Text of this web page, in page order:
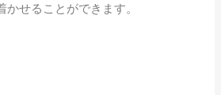
かせることができます。